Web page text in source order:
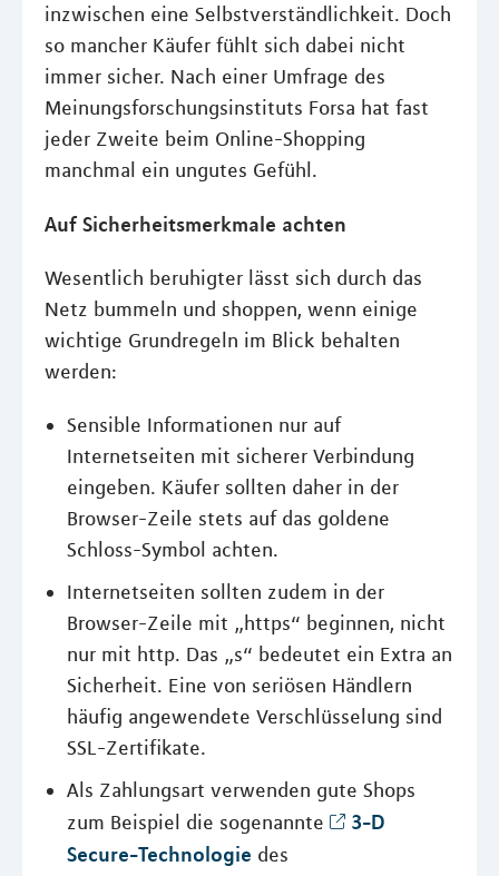
inzwischen eine Selbstverständlichkeit. Doch
so mancher Käufer fühlt sich dabei nicht
immer sicher. Nach einer Umfrage des
Meinungsforschungsinstituts Forsa hat fast
jeder Zweite beim Online-Shopping
manchmal ein ungutes Gefühl.
Auf Sicherheitsmerkmale achten
Wesentlich beruhigter lässt sich durch das
Netz bummeln und shoppen, wenn einige
wichtige Grundregeln im Blick behalten
werden:
Sensible Informationen nur auf
Internetseiten mit sicherer Verbindung
eingeben. Käufer sollten daher in der
Browser-Zeile stets auf das goldene
Schloss-Symbol achten.
Internetseiten sollten zudem in der
Browser-Zeile mit „https“ beginnen, nicht
nur mit http. Das „s“ bedeutet ein Extra an
Sicherheit. Eine von seriösen Händlern
häufig angewendete Verschlüsselung sind
SSL-Zertifikate.
Als Zahlungsart verwenden gute Shops
zum Beispiel die sogenannte
3-D
Secure-Technologie des